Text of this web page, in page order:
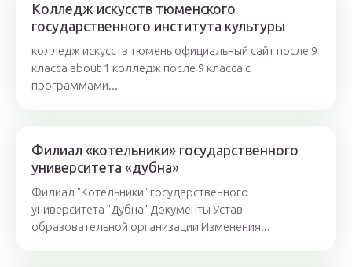
Колледж искусств тюменского
государственного института культуры
колледж искусств тюмень официальный сайт после 9
класса about 1 колледж после 9 класса с
программами...
Филиал «котельники» государственного
университета «дубна»
Филиал "Котельники" государственного
университета "Дубна" Документы Устав
образовательной организации Изменения...